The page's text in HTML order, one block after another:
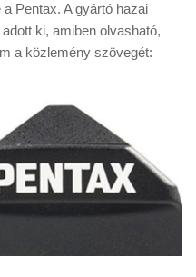
Pentax. A gyártó hazai
ki, amiben olvasható,
a közlemény szövegét: